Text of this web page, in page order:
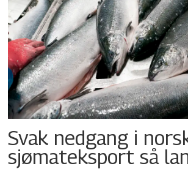
Svak nedgang i
sjømateksport så